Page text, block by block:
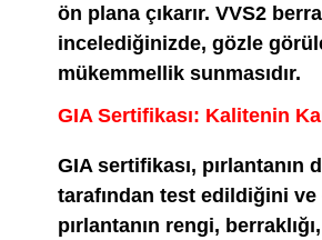
ön plana çıkarır. VVS2
incelediğinizde, gözle
mükemmellik sunmasıdır.
GIA Sertifikası: Kalitenin
GIA sertifikası,
tarafından test edildiğini ve
pırlantanın rengi,